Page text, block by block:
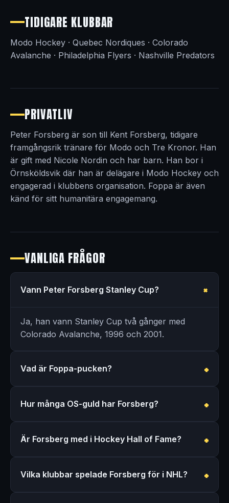
TIDIGARE KLUBBAR
Modo Hockey · Quebec Nordiques · Colorado
Avalanche · Philadelphia Flyers · Nashville Predators
PRIVATLIV
Peter Forsberg är son till Kent Forsberg, tidigare
framgångsrik tränare för Modo och Tre Kronor. Han
är gift med Nicole Nordin och har barn. Han bor i
Örnsköldsvik där han är delägare i Modo Hockey och
engagerad i klubbens organisation. Foppa är även
känd för sitt humanitära engagemang.
VANLIGA FRÅGOR
Vann Peter Forsberg Stanley Cup?
Ja, han vann Stanley Cup två gånger med
Colorado Avalanche, 1996 och 2001.
Vad är Foppa-pucken?
Hur många OS-guld har Forsberg?
Är Forsberg med i Hockey Hall of Fame?
Vilka klubbar spelade Forsberg för i NHL?